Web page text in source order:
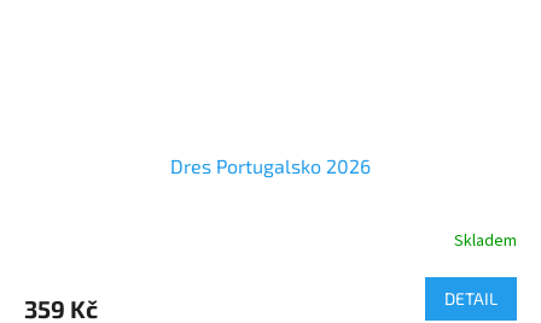
Dres Portugalsko 2026
Skladem
359 Kč DETAIL